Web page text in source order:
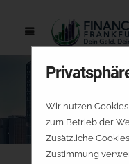
Wir nutzen
zum Betrieb der
Zusätzliche
Zustimmung